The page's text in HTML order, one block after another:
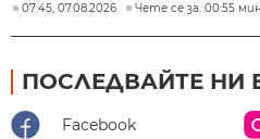
07:45, 07.08.2026 Чете се за: 00:55
ПОСЛЕДВАЙТЕ НИ
Facebook